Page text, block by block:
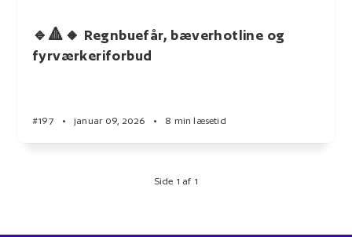
🔹🔺🔸 Regnbuefår, bæverhotline og
fyrværkeriforbud
#197 • januar 09, 2026 • 8 min læsetid
Side 1 af 1